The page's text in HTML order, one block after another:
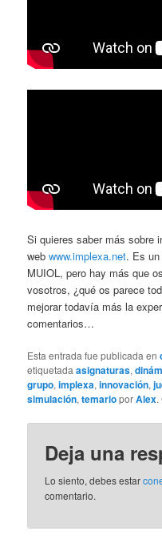
Si quieres saber más sobre
webwww.implexa.net. Es
MUIOL, pero hay más que
vosotros, ¿qué os parece
mejorar todavía más la
comentarios…
Esta entrada fue publicada en
etiquetadaasignaturas,
grupo,implexa,innovación,
simulación,temarioporAlex.
Deja una
Lo siento, debes estar
comentario.